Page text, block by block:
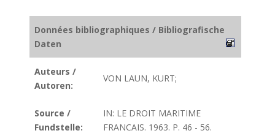
Données bibliographiques / Bibliografische
Daten
Auteurs /
Autoren:
VON LAUN, KURT;
Source /
Fundstelle:
IN: LE DROIT MARITIME
FRANCAIS. 1963. P. 46 - 56.